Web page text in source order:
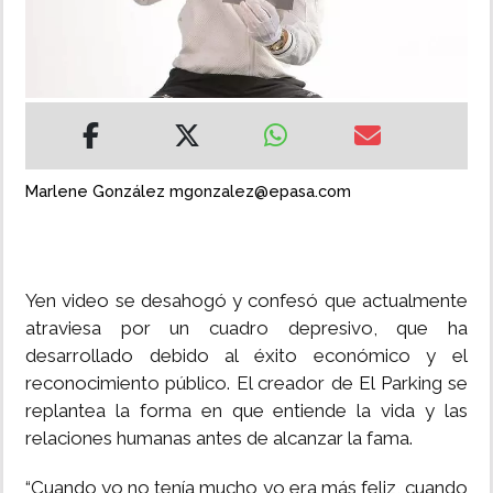
MULTIMEDIA
IMPRESO
Marlene González mgonzalez@epasa.com
Yen video se desahogó y confesó que actualmente
atraviesa por un cuadro depresivo, que ha
desarrollado debido al éxito económico y el
reconocimiento público. El creador de El Parking se
replantea la forma en que entiende la vida y las
relaciones humanas antes de alcanzar la fama.
“Cuando yo no tenía mucho yo era más feliz, cuando